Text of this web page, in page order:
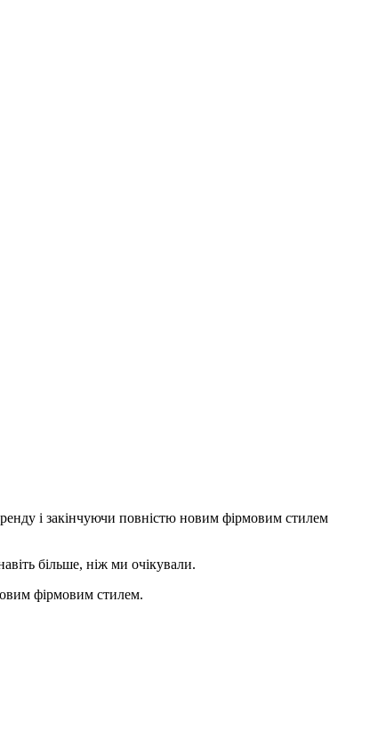
і закінчуючи повністю новим фірмовим стилем
більше, ніж ми очікували.
фірмовим стилем.